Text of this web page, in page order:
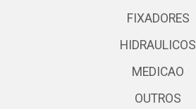
FIXADORES
HIDRAULICOS
MEDICAO
OUTROS